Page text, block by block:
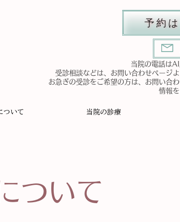
予約
当院の電話はAI
受診相談などは、お問い合わせページ
​お急ぎの受診をご希望の方は、お問い合
情報を
ついて 当院の診療
ついて